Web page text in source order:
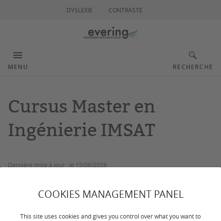
COOKIES MANAGEMENT PANEL
This site uses cookies and gives you control over what you want to
DYSLEXIE CONTRASTE
MENU RECHERCHE
Cursus Master en
Ingénierie IMSAT
Dernière mise à jour : le 15/06/2026
CONTACTS